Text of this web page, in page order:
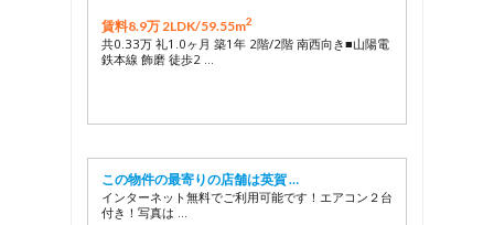
賃料8.9万 2LDK/59.55m2
共0.33万 礼1.0ヶ月 築1年 2階/2階 南西向き■山陽電
鉄本線 飾磨 徒歩2 …
この物件の最寄りの店舗は英賀 …
インターネット無料でご利用可能です！エアコン２台
付き！写真は …